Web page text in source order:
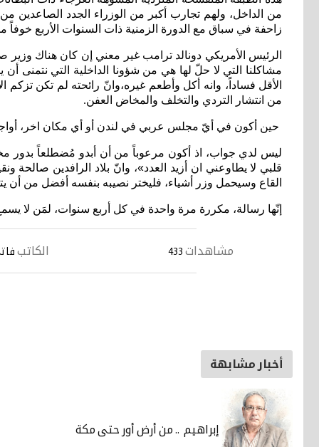
من
الداخل، ولهم تجارب أكبر من الوزراء الجدد الصاعدين من
زاحفة في سباق مع الدورة الزمنية ذات السنوات الأربع خوفاً
الرئيس الأمريكي دونالد ترامب غير معني إن كان هناك وزير
مشاكلنا
التي لا حلّ لها هي من شؤونا الداخلية التي نتمنى أن
الأقل فساداً، وانه أكل وأطعم غيره،وانّ رائحته لم تكن تزكم
من انتشار التردي والتخلف والمخاض العفن.
حين أكون في أيّ مجلس عربي في لندن أو أي مكان اخر،
ليس لدي جواب، اذ أكون مرعوباً من أن أبدو مُضطلعاً بدور
قلبي لا يطاوعني ان أزيد العدد»، وانّ بلاد الرافدين صالحة
القاع وسيحمل وزر أشياء، فليختر نصيبه بنفسه أفضل من أن
إنّها رسالة، مكررة مرة واحدة في كل أربع سنوات، لمَن لا
مشاهدات 433 الكاتب
أخبار مشابهة
إبراهيم .. من أرض أور حتى مكة